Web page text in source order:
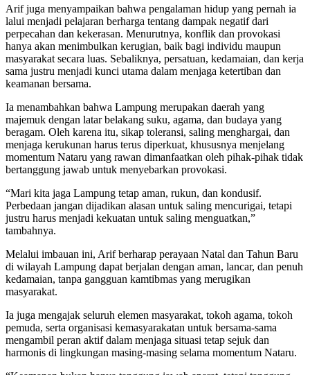
Arif juga menyampaikan bahwa pengalaman hidup yang pernah ia
lalui menjadi pelajaran berharga tentang dampak negatif dari
perpecahan dan kekerasan. Menurutnya, konflik dan provokasi
hanya akan menimbulkan kerugian, baik bagi individu maupun
masyarakat secara luas. Sebaliknya, persatuan, kedamaian, dan kerja
sama justru menjadi kunci utama dalam menjaga ketertiban dan
keamanan bersama.
Ia menambahkan bahwa Lampung merupakan daerah yang
majemuk dengan latar belakang suku, agama, dan budaya yang
beragam. Oleh karena itu, sikap toleransi, saling menghargai, dan
menjaga kerukunan harus terus diperkuat, khususnya menjelang
momentum Nataru yang rawan dimanfaatkan oleh pihak-pihak tidak
bertanggung jawab untuk menyebarkan provokasi.
“Mari kita jaga Lampung tetap aman, rukun, dan kondusif.
Perbedaan jangan dijadikan alasan untuk saling mencurigai, tetapi
justru harus menjadi kekuatan untuk saling menguatkan,”
tambahnya.
Melalui imbauan ini, Arif berharap perayaan Natal dan Tahun Baru
di wilayah Lampung dapat berjalan dengan aman, lancar, dan penuh
kedamaian, tanpa gangguan kamtibmas yang merugikan
masyarakat.
Ia juga mengajak seluruh elemen masyarakat, tokoh agama, tokoh
pemuda, serta organisasi kemasyarakatan untuk bersama-sama
mengambil peran aktif dalam menjaga situasi tetap sejuk dan
harmonis di lingkungan masing-masing selama momentum Nataru.